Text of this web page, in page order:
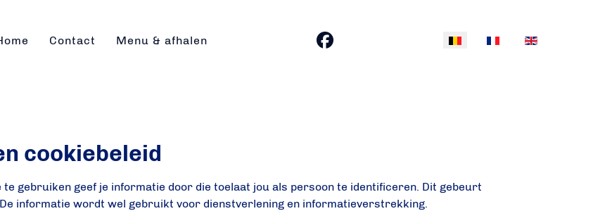
Contact Menu & afhalen Selecteer uw taal
cookiebeleid
te gebruiken geef je informatie door die toelaat jou als persoon te identificeren. Dit gebeurt
informatie wordt wel gebruikt voor dienstverlening en informatieverstrekking.